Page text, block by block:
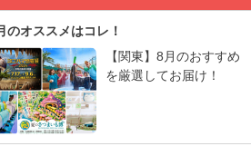
のオススメはコレ！
【関東】8月のおすすめ
を厳選してお届け！